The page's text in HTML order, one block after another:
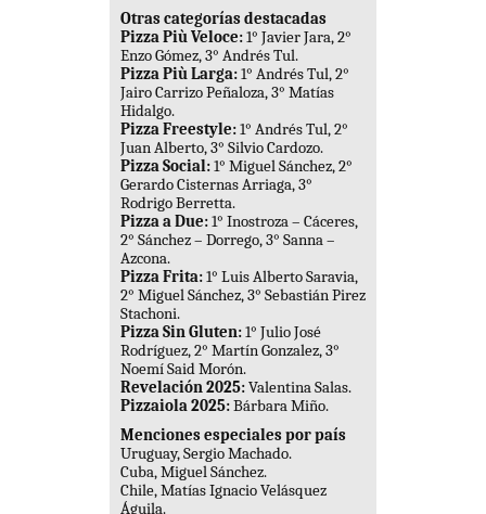
Otras categorías destacadas
Pizza Più Veloce:1° Javier Jara, 2°
Enzo Gómez, 3° Andrés Tul.
Pizza Più Larga:1° Andrés Tul, 2°
Jairo Carrizo Peñaloza, 3° Matías
Hidalgo.
Pizza Freestyle:1° Andrés Tul, 2°
Juan Alberto, 3° Silvio Cardozo.
Pizza Social:1° Miguel Sánchez, 2°
Gerardo Cisternas Arriaga, 3°
Rodrigo Berretta.
Pizza a Due:1° Inostroza – Cáceres,
2° Sánchez – Dorrego, 3° Sanna –
Azcona.
Pizza Frita:1° Luis Alberto Saravia,
2° Miguel Sánchez, 3° Sebastián Pirez
Stachoni.
Pizza Sin Gluten:1° Julio José
Rodríguez, 2° Martín Gonzalez, 3°
Noemí Said Morón.
Revelación 2025:Valentina Salas.
Pizzaiola 2025:Bárbara Miño.
Menciones especiales por país
Uruguay, Sergio Machado.
Cuba, Miguel Sánchez.
Chile, Matías Ignacio Velásquez
Águila.